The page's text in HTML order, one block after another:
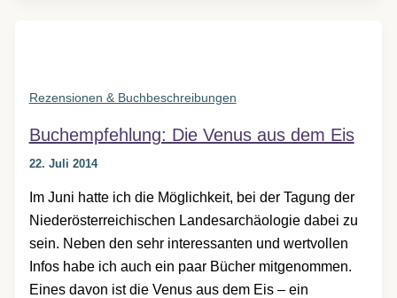
Rezensionen & Buchbeschreibungen
Buchempfehlung: Die Venus aus dem Eis
22. Juli 2014
Im Juni hatte ich die Möglichkeit, bei der Tagung der
Niederösterreichischen Landesarchäologie dabei zu
sein. Neben den sehr interessanten und wertvollen
Infos habe ich auch ein paar Bücher mitgenommen.
Eines davon ist die Venus aus dem Eis – ein